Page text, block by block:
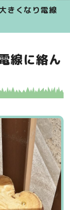
きくなり電線
線に絡ん